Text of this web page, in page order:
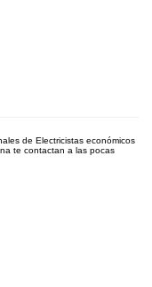
de Electricistas económicos
te contactan a las pocas